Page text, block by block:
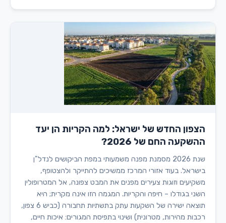
הצפון החדש של ישראל: למה הקריות הן יעד
ההשקעה החם של 2026?
שנת 2026 מסמנת מפנה משמעותי במפת הביקושים לנדל"ן
בישראל. בעוד אזורי המרכז ממשיכים להתייקר ולהצטופף,
משקיעים וזוגות צעירים מפנים את המבט צפונה, אל המטרופולין
השני בגודלו – חיפה והקריות. המגמה הזו אינה מקרית; היא
תוצאה ישירה של השקעות עתק בתשתיות תחבורה (כביש 6 צפון,
רכבות מהירות, מטרונית) ושינוי בתפיסת המגורים: איכות חיים,